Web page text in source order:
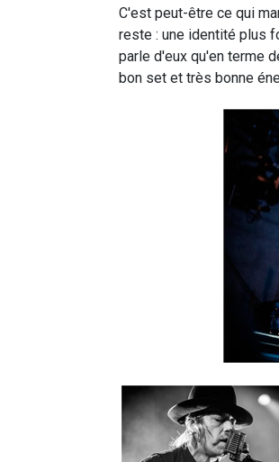
C'est peut-être ce qui
reste : une identité plus
parle d'eux qu'en terme
bon set et très bonne